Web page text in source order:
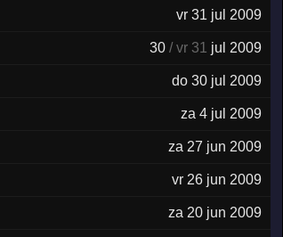
vr 31 jul 2009
30/ vr 31 jul 2009
do 30 jul 2009
za 4 jul 2009
za 27 jun 2009
vr 26 jun 2009
za 20 jun 2009